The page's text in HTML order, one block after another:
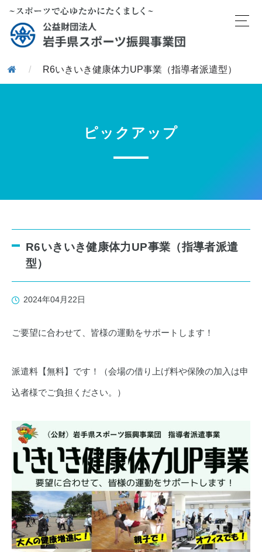
/ R6いきいき健康体力UP事業（指導者派遣型）
ピックアップ
R6いきいき健康体力UP事業（指導者派遣
型）
2024年04月22日
ご要望に合わせて、皆様の運動をサポートします！
派遣料【無料】です！（会場の借り上げ料や保険の加入は申
込者様でご負担ください。）